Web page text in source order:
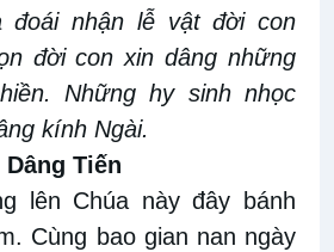
đoái nhận lễ vật đời con
đời con xin dâng những
Những hy sinh nhọc
kính Ngài.
Tiến
lên Chúa này đây bánh
Cùng bao gian nan ngày